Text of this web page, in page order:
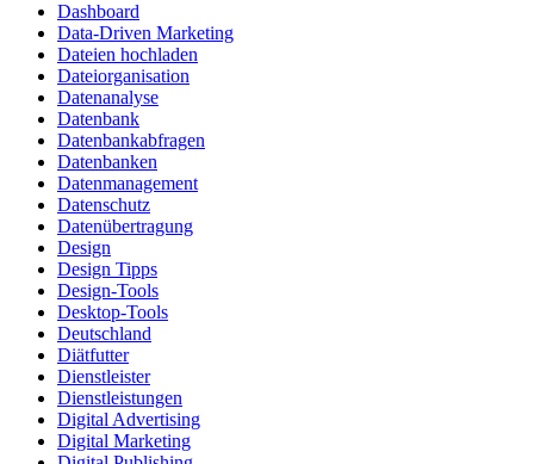
Dashboard
Data-Driven Marketing
Dateien hochladen
Dateiorganisation
Datenanalyse
Datenbank
Datenbankabfragen
Datenbanken
Datenmanagement
Datenschutz
Datenübertragung
Design
Design Tipps
Design-Tools
Desktop-Tools
Deutschland
Diätfutter
Dienstleister
Dienstleistungen
Digital Advertising
Digital Marketing